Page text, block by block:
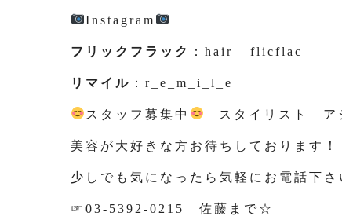
Instagram
フリックフラック ：hair__flicflac
リマイル ：r_e_m_i_l_e
スタッフ募集中 スタイリスト ア
美容が大好きな方お待ちしております！
少しでも気になったら気軽にお電話下
☞03-5392-0215 佐藤まで☆